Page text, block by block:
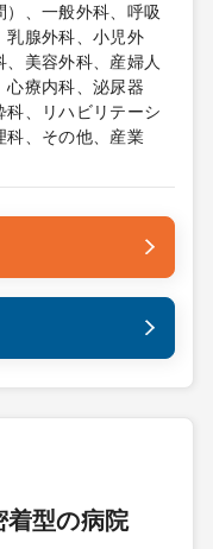
、一般外科、呼吸
乳腺外科、小児外
美容外科、産婦人
心療内科、泌尿器
科、リハビリテーシ
科、その他、産業
着型の病院